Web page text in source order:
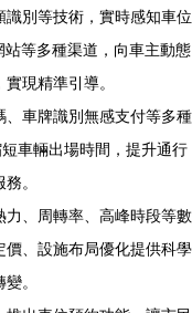
識別等技術，實時感知車位
等多種渠道，向車主動態
現精準引導。
、車牌識別無感支付等多種
車輛出場時間，提升通行
。
力、周轉率、高峰時段等數
、設施布局優化提供科學
。